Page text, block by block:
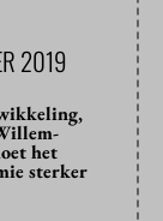
2019
het
sterker